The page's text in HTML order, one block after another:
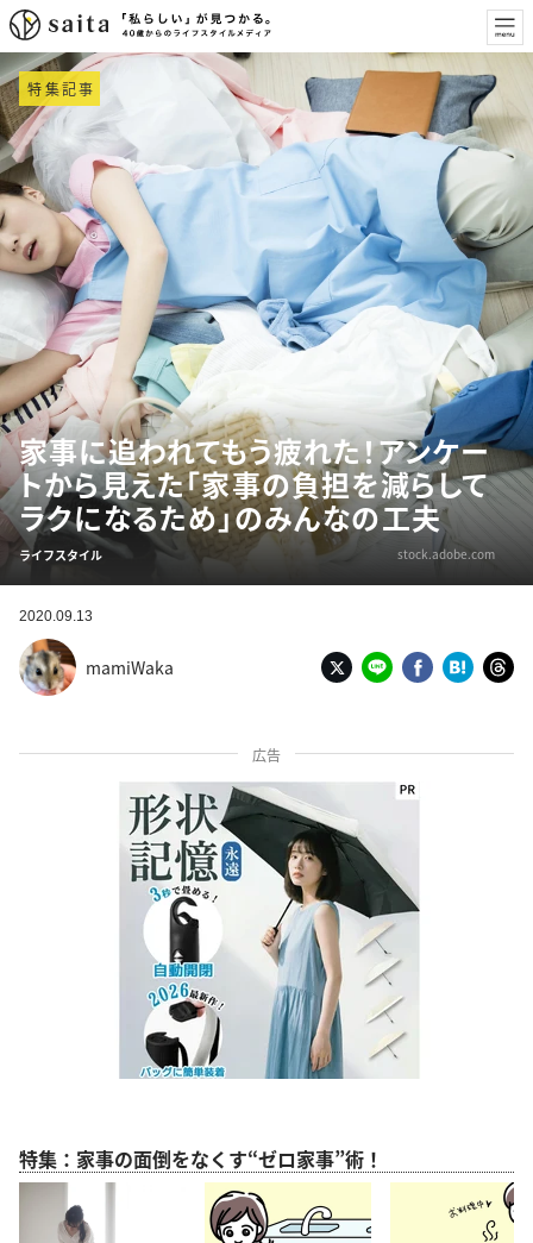
特集記事
家事に追われてもう疲れた！アンケー
トから見えた「家事の負担を減らして
ラクになるため」のみんなの工夫
ライフスタイル stock.adobe.com
2020.09.13
mamiWaka
広告
特集：家事の面倒をなくす“ゼロ家事”術！